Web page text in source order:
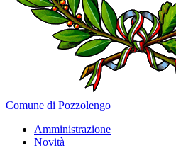
Comune di Pozzolengo
Amministrazione
Novità